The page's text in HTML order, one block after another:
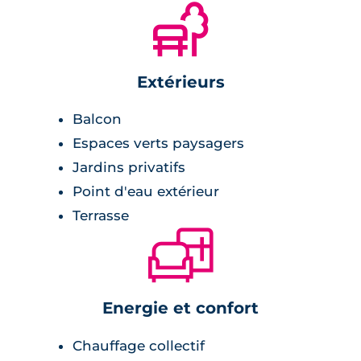
🌲
Extérieurs
Balcon
Espaces verts paysagers
Jardins privatifs
Point d'eau extérieur
Terrasse
🛋
Energie et confort
Chauffage collectif